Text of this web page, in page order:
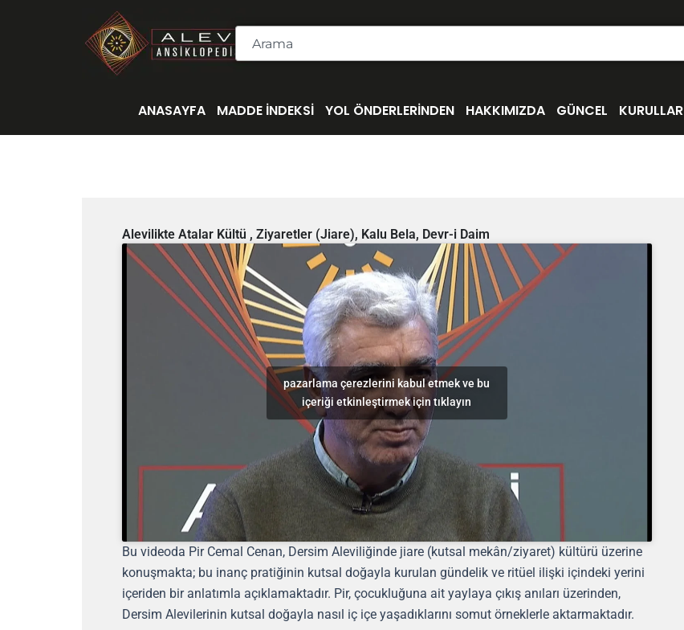
Ara
ANASAYFA MADDE İNDEKSİ YOL ÖNDERLERİNDEN HAKKIMIZDA GÜNCEL KURULLAR
Alevilikte Atalar Kültü , Ziyaretler (Jiare), Kalu Bela, Devr-i Daim
pazarlama çerezlerini kabul etmek ve bu
içeriği etkinleştirmek için tıklayın
Bu videoda Pir Cemal Cenan, Dersim Aleviliğinde jiare (kutsal mekân/ziyaret) kültürü üzerine
konuşmakta; bu inanç pratiğinin kutsal doğayla kurulan gündelik ve ritüel ilişki içindeki yerini
içeriden bir anlatımla açıklamaktadır. Pir, çocukluğuna ait yaylaya çıkış anıları üzerinden,
Dersim Alevilerinin kutsal doğayla nasıl iç içe yaşadıklarını somut örneklerle aktarmaktadır.